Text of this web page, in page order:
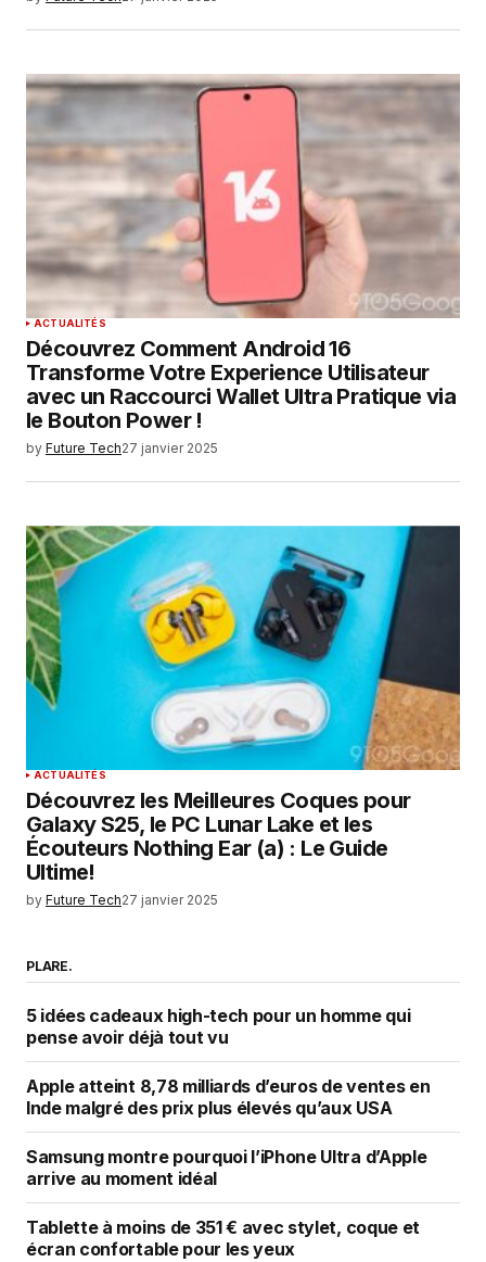
ACTUALITÉS
Découvrez Comment Android 16
Transforme Votre Experience Utilisateur
avec un Raccourci Wallet Ultra Pratique via
le Bouton Power !
by Future Tech27 janvier 2025
ACTUALITÉS
Découvrez les Meilleures Coques pour
Galaxy S25, le PC Lunar Lake et les
Écouteurs Nothing Ear (a) : Le Guide
Ultime!
by Future Tech27 janvier 2025
PLARE.
5 idées cadeaux high-tech pour un homme qui
pense avoir déjà tout vu
Apple atteint 8,78 milliards d’euros de ventes en
Inde malgré des prix plus élevés qu’aux USA
Samsung montre pourquoi l’iPhone Ultra d’Apple
arrive au moment idéal
Tablette à moins de 351 € avec stylet, coque et
écran confortable pour les yeux